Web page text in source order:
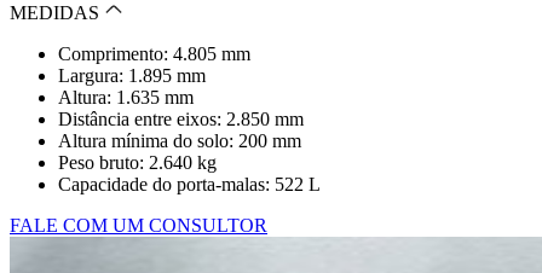
MEDIDAS
Comprimento: 4.805 mm
Largura: 1.895 mm
Altura: 1.635 mm
Distância entre eixos: 2.850 mm
Altura mínima do solo: 200 mm
Peso bruto: 2.640 kg
Capacidade do porta-malas: 522 L
FALE COM UM CONSULTOR